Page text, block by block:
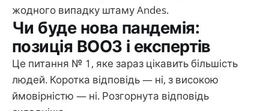
жодного випадку штаму Andes.
Чи буде нова пандемія:
позиція ВООЗ і експертів
Це питання № 1, яке зараз цікавить більшість
людей. Коротка відповідь — ні, з високою
ймовірністю — ні. Розгорнута відповідь